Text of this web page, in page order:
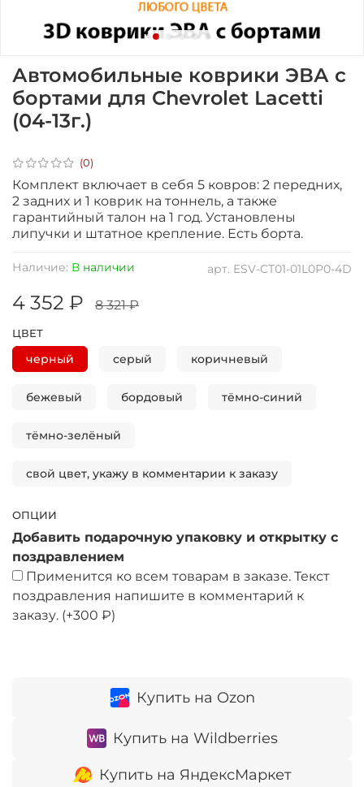
(0)
арт. ESV-CT01-01L0P0-4D
Наличие: В наличии
Автомобильные коврики ЭВА с
бортами для Chevrolet Lacetti
(04-13г.)
4 352 ₽ 8 321 ₽
Купить на Ozon
Купить на Wildberries
Купить на ЯндексМаркет
ЦВЕТ
черный серый коричневый
бежевый бордовый тёмно-синий
тёмно-зелёный
свой цвет, укажу в комментарии к заказу
ОПЦИИ
Добавить подарочную упаковку и открытку с
поздравлением
Применится ко всем товарам в заказе. Текст
поздравления напишите в комментарий к
заказу. (+300 ₽)
Комплект включает в себя 5 ковров: 2 передних,
2 задних и 1 коврик на тоннель, а также
гарантийный талон на 1 год. Установлены
липучки и штатное крепление. Есть борта.